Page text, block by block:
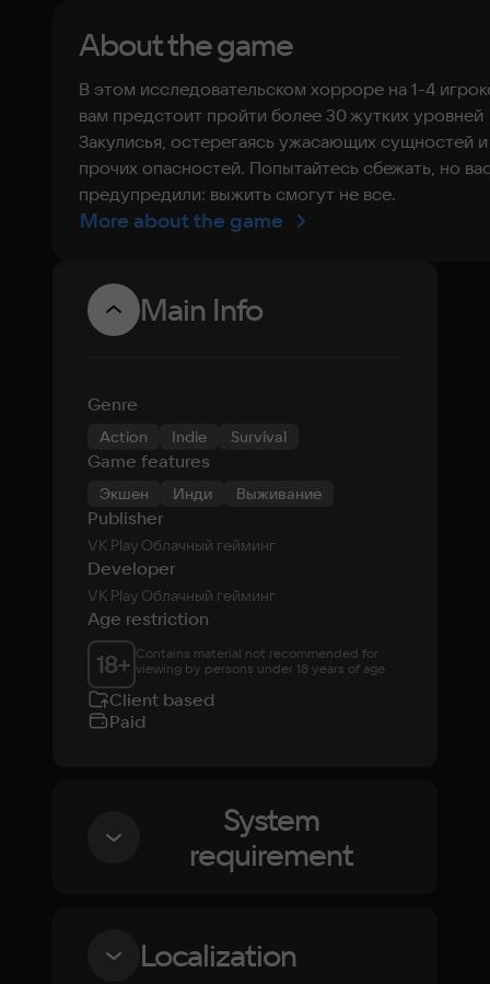
About the game
В этом исследовательском хорроре на 1-4
вам предстоит пройти более 30 жутких уровней
Закулисья, остерегаясь ужасающих сущностей и
прочих опасностей. Попытайтесь сбежать, но
предупредили: выжить смогут не все.
More about the game
Main Info
Genre
Action Indie Survival
Game features
Экшен Инди Выживание
Publisher
VK Play Облачный гейминг
Developer
VK Play Облачный гейминг
Age restriction
18+ Contains material not recommended for
viewing by persons under 18 years of age
Client based
Paid
System
requirement
MinimumLocalization